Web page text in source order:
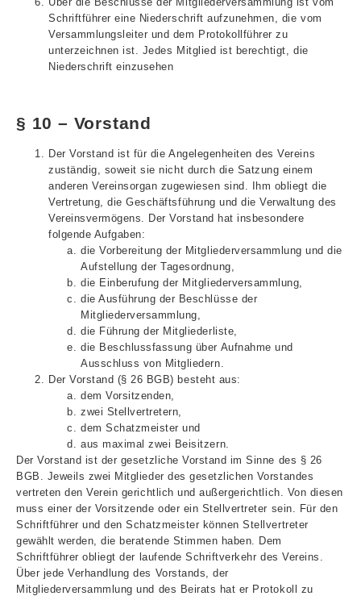
Schriftführer eine Niederschrift aufzunehmen, die vom
Versammlungsleiter und dem Protokollführer zu
unterzeichnen ist. Jedes Mitglied ist berechtigt, die
Niederschrift einzusehen
§ 10 – Vorstand
Der Vorstand ist für die Angelegenheiten des Vereins
zuständig, soweit sie nicht durch die Satzung einem
anderen Vereinsorgan zugewiesen sind. Ihm obliegt die
Vertretung, die Geschäftsführung und die Verwaltung des
Vereinsvermögens. Der Vorstand hat insbesondere
folgende Aufgaben:
die Vorbereitung der Mitgliederversammlung und die
Aufstellung der Tagesordnung,
die Einberufung der Mitgliederversammlung,
die Ausführung der Beschlüsse der
Mitgliederversammlung,
die Führung der Mitgliederliste,
die Beschlussfassung über Aufnahme und
Ausschluss von Mitgliedern.
Der Vorstand (§ 26 BGB) besteht aus:
dem Vorsitzenden,
zwei Stellvertretern,
dem Schatzmeister und
aus maximal zwei Beisitzern.
Der Vorstand ist der gesetzliche Vorstand im Sinne des § 26
BGB. Jeweils zwei Mitglieder des gesetzlichen Vorstandes
vertreten den Verein gerichtlich und außergerichtlich. Von diesen
muss einer der Vorsitzende oder ein Stellvertreter sein. Für den
Schriftführer und den Schatzmeister können Stellvertreter
gewählt werden, die beratende Stimmen haben. Dem
Schriftführer obliegt der laufende Schriftverkehr des Vereins.
Über jede Verhandlung des Vorstands, der
Mitgliederversammlung und des Beirats hat er Protokoll zu